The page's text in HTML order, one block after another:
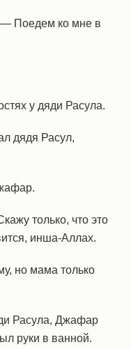
Поедем ко мне в
у дяди Расула.
дядя Расул,
только, что это
инша-Аллах.
но мама только
Расула, Джафар
руки в ванной.